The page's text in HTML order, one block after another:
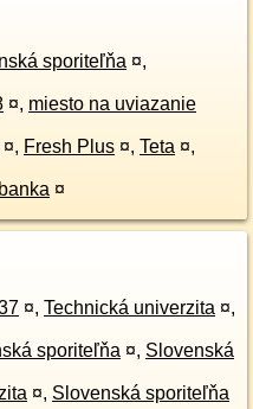
sporiteľňa ¤,
¤, miesto na uviazanie
¤, Fresh Plus ¤, Teta ¤,
¤
¤, Technická univerzita ¤,
sporiteľňa ¤, Slovenská
¤, Slovenská sporiteľňa